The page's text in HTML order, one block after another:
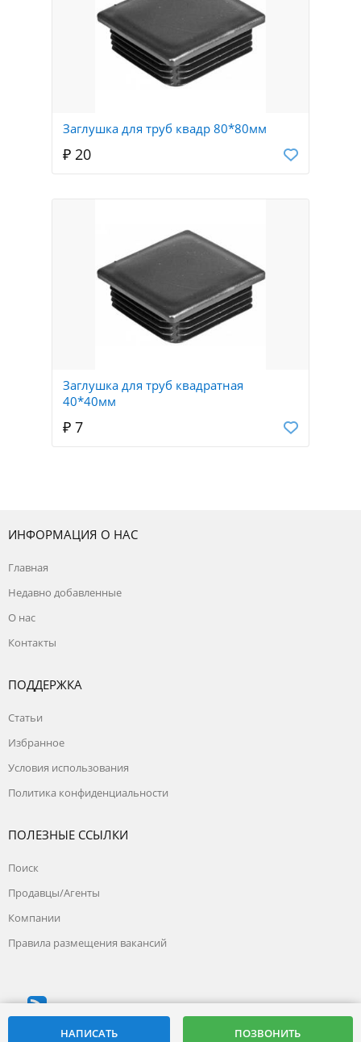
Заглушка для труб квадр 80*80мм
₽ 20
Заглушка для труб квадратная
40*40мм
₽ 7
ИНФОРМАЦИЯ О НАС
Главная
Недавно добавленные
О нас
Контакты
ПОДДЕРЖКА
Статьи
Избранное
Условия использования
Политика конфиденциальности
ПОЛЕЗНЫЕ ССЫЛКИ
Поиск
Продавцы/Агенты
Компании
Правила размещения вакансий